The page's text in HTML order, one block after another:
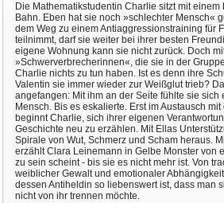
Die Mathematikstudentin Charlie sitzt mit einem
Bahn. Eben hat sie noch »schlechter Mensch«
dem Weg zu einem Antiaggressionstraining für
teilnimmt, darf sie weiter bei ihrer besten
eigene Wohnung kann sie nicht zurück. Doch
»Schwerverbrecherinnen«, die sie in der
Charlie nichts zu tun haben. Ist es denn ihre
Valentin sie immer wieder zur Weißglut trieb?
angefangen: Mit ihm an der Seite fühlte sie sich
Mensch. Bis es eskalierte. Erst im Austausch
beginnt Charlie, sich ihrer eigenen
Geschichte neu zu erzählen. Mit Ellas
Spirale von Wut, Schmerz und Scham heraus.
erzählt Clara Leinemann in Gelbe Monster von
zu sein scheint - bis sie es nicht mehr ist. Von
weiblicher Gewalt und emotionaler
dessen Antiheldin so liebenswert ist, dass man
nicht von ihr trennen möchte.